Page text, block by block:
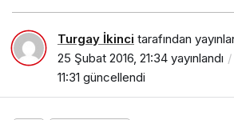
Turgay İkinci tarafından
25 Şubat 2016, 21:34 yayınlandı
11:31 güncellendi